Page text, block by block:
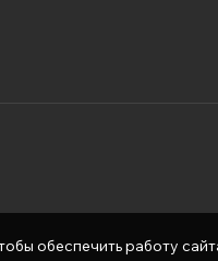
обеспечить работу